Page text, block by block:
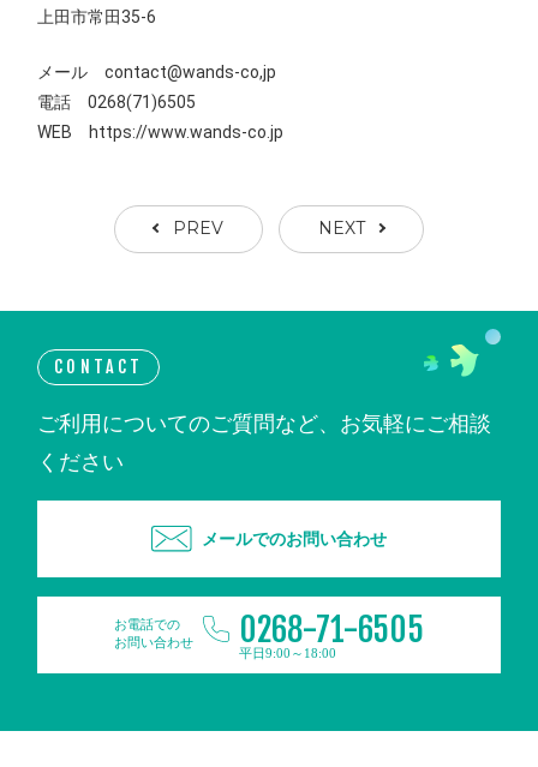
上田市常田35-6
メール contact@wands-co,jp
電話 0268(71)6505
WEB
https://www.wands-co.jp
PREV NEXT
CONTACT
ご利用についてのご質問など、お気軽にご相談
ください
メールでのお問い合わせ
お電話での
お問い合わせ
0268-71-6505
平日9:00～18:00